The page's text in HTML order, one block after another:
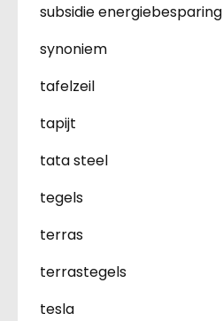
subsidie energiebesparing
synoniem
tafelzeil
tapijt
tata steel
tegels
terras
terrastegels
tesla